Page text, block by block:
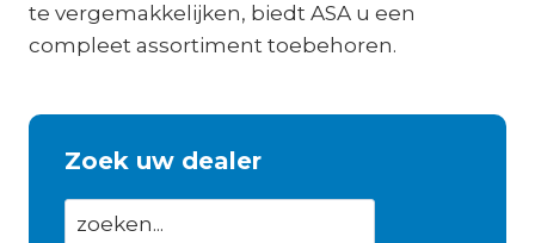
te vergemakkelijken, biedt ASA u een
compleet assortiment toebehoren.
Zoek uw dealer